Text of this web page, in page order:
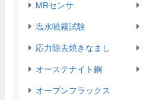
MRセンサ
塩水噴霧試験
応力除去焼きなまし
オーステナイト鋼
オープンフラックス